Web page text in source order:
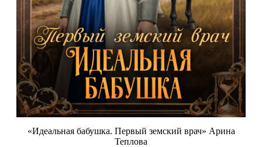
«Идеальная бабушка. Первый земский врач» Арина
Теплова